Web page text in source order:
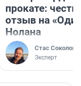
прокате:
отзыв на
Нолана
Стас Соколов
Эксперт